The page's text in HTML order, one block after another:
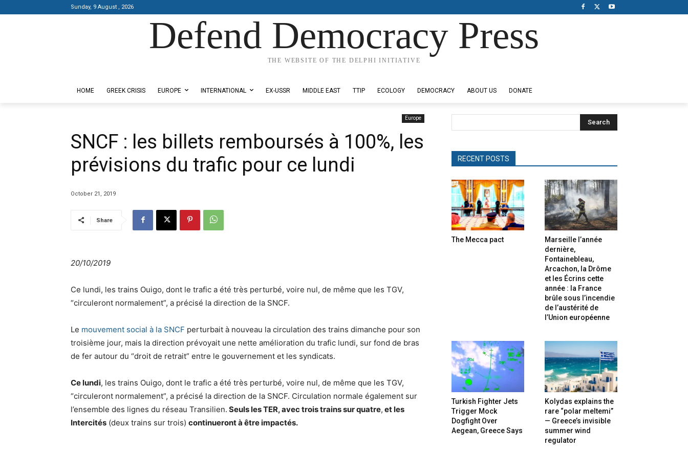
Sunday, 9 August , 2026
Defend Democracy Press
THE WEBSITE OF THE DELPHI INITIATIVE
HOME GREEK CRISIS EUROPE INTERNATIONAL EX-USSR MIDDLE EAST TTIP ECOLOGY DEMOCRACY ABOUT US DONATE
Europe
SNCF : les billets remboursés à 100%, les
prévisions du trafic pour ce lundi
October 21, 2019
Share
20/10/2019
Ce lundi, les trains Ouigo, dont le trafic a été très perturbé, voire nul, de même que les TGV,
“circuleront normalement”, a précisé la direction de la SNCF.
Le mouvement social à la SNCF perturbait à nouveau la circulation des trains dimanche pour son
troisième jour, mais la direction prévoyait une nette amélioration du trafic lundi, sur fond de bras
de fer autour du “droit de retrait” entre le gouvernement et les syndicats.
Ce lundi, les trains Ouigo, dont le trafic a été très perturbé, voire nul, de même que les TGV,
“circuleront normalement”, a précisé la direction de la SNCF. Circulation normale également sur
l’ensemble des lignes du réseau Transilien. Seuls les TER, avec trois trains sur quatre, et les
Intercités (deux trains sur trois) continueront à être impactés.
Search
RECENT POSTS
The Mecca pact
Marseille l’année
dernière,
Fontainebleau,
Arcachon, la Drôme
et les Écrins cette
année : la France
brûle sous l’incendie
de l’austérité de
l’Union européenne
Turkish Fighter Jets
Trigger Mock
Dogfight Over
Aegean, Greece Says
Kolydas explains the
rare “polar meltemi”
— Greece’s invisible
summer wind
regulator